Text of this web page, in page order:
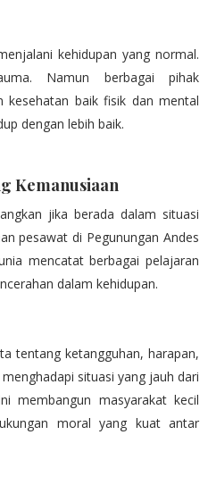
kehidupan yang normal.
Namun berbagai pihak
kesehatan baik fisik dan mental
dengan lebih baik.
Kemanusiaan
jika berada dalam situasi
pesawat di Pegunungan Andes
mencatat berbagai pelajaran
dalam kehidupan.
tentang ketangguhan, harapan,
situasi yang jauh dari
membangun masyarakat kecil
moral yang kuat antar